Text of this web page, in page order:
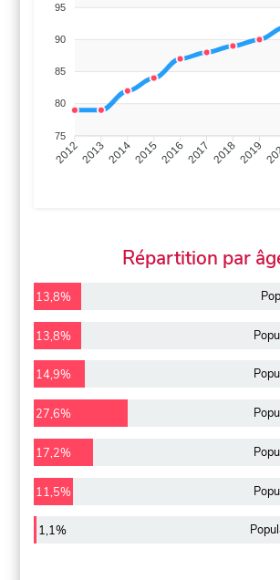
95
90
85
80
75
201220132014201520162017 20182019
Répartition par
13,8%
13,8%
14,9%
27,6%
17,2%
11,5%
1,1%